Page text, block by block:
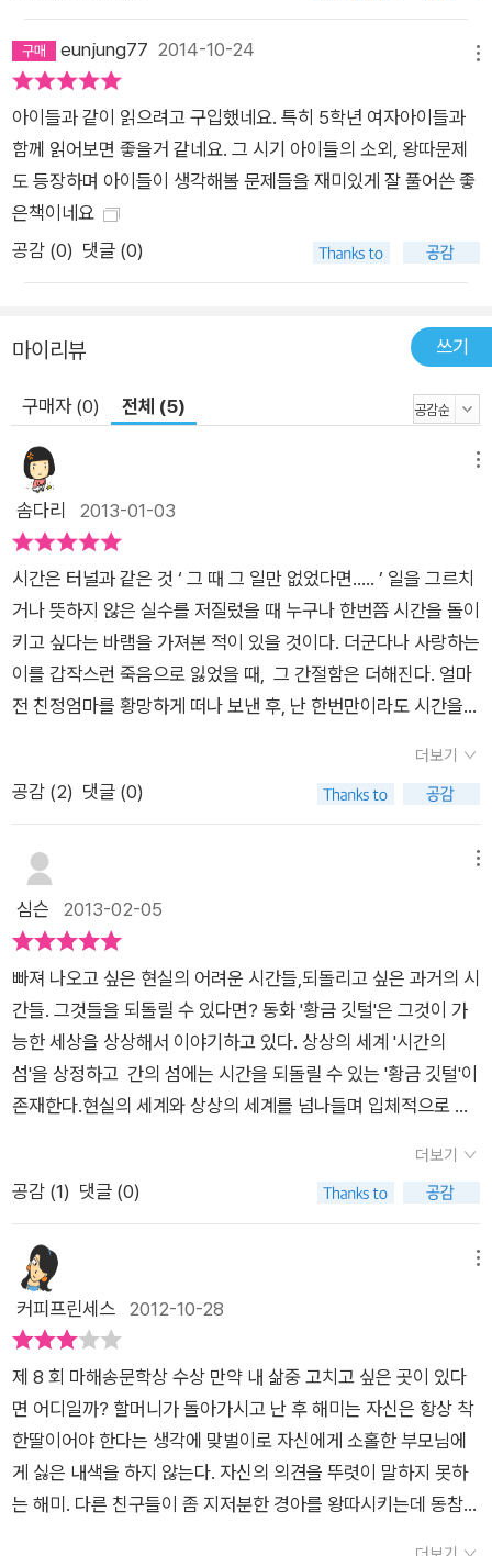
재의 시간을 딛고 미래를 향한 디딤돌을 놓는 아이들 과거와 현재
를 오가는 환상적인 이야기 속에는 내면의 두려움을 어쩌지 못하
는 열세 살 아이의 심리가 고스란히 녹아 있다. 자신들의 일에 몰
두해 있는 엄마 아빠는 해미에게 아무런 도움이 되어 주지 못한
다. 그 두려움을 홀로 감내해야 하는 해미가 의지할 수 있는 것이
라곤 할머니와 함께했던 추억뿐이다. 황금 깃털의 힘을 빌려 돌아
간 과거 속에서 할머니를 만나며 어느 때보다 행복한 시간을 보내
는 해미는 할머니를 돌아가시지 않게 하기 위해 더욱 과거로 돌아
어디서부터 단추가 잘못 끼워졌는지 되돌아보며 과거를 고쳐서
자신이 원하는 모습으로 살아간다는 것이 얼마나 어리석은 일인
지 깨닫는다. 지금 이 순간도 곧 과거가 되어 버리는 시간의 흐름
속에 온몸으로 부딪혀 이겨 낸 값진 경험은 또 다른 미래를 향한
준비의 시간이라는 것을 해미는 생생하게 경험했을 것이다. “그
래, 이제 나도 깨달았어. 내가 원래 있던 그 자리가 얼마나 소중한
지를.” 이 소중한 한마디 고백은 광풍과도 같은 시간을 통과한 해
미에게 미래를 향한 힘찬 발걸음을 내딛는 원동력이 되어 줄 것이
다. 작가는 현실에 발을 단단히 디디지 못하고 방황하는 아이의
모습을 통해 우리가 살면서 저지르는 실수, 부딪히는 어려움을 어
떻게 만회하고 극복할 수 있는가 하는 실존적 문제들을 심도 있게
고민하는 문제의식을 던져 주고 있다.
eunjung77 2014-10-24
아이들과 같이 읽으려고 구입했네요. 특히 5학년 여자아이들과
함께 읽어보면 좋을거 같네요. 그 시기 아이들의 소외, 왕따문제
도 등장하며 아이들이 생각해볼 문제들을 재미있게 잘 풀어쓴 좋
은책이네요
공감 (0) 댓글 (0)
마이리뷰 쓰기
구매자 (0) 전체 (5)
솜다리 2013-01-03
시간은 터널과 같은 것 ‘ 그 때 그 일만 없었다면..... ’ 일을 그르치
거나 뜻하지 않은 실수를 저질렀을 때 누구나 한번쯤 시간을 돌이
키고 싶다는 바램을 가져본 적이 있을 것이다. 더군다나 사랑하는
이를 갑작스런 죽음으로 잃었을 때, 그 간절함은 더해진다. 얼마
전 친정엄마를 황망하게 떠나 보낸 후, 난 한번만이라도 시간을
라 생각했다. 단 5분만이라도 살아 오실 수 있다면 그저 꼭 안아
드리고 ‘사랑한다’ 말해 드리고 싶었다. 시간이동판타지를 다룬
간을 되돌린다는 설정은 많은 문학 작품이나 영화 등에서 드물지
않게 사용하는 클리셰이다. 영화 <If only> 에서는 사랑하는 연
인 사만다를 잃은 이안이 그녀와의 마지막 날을 계속 되풀이 하는
의미를 깨달게 된다. 시간의 유한함이 다른 곳을 향해 있던 이안
의 시선을 삶의 본질로 돌려 놓은 것이리라. 반면, 『황금 깃털』은
삶과 시간에 대해 좀더 긴 호흡의 질문을 던진다. 가정에서의 소
외와 학교폭력에 놓인 아이의 모습을 과거와 현재를 오가며 현실
과 판타지로 탄탄하게 엮어 설득력있고 흥미진진하게 보여준다.
바쁜 엄마와 아빠를 대신해 자신을 키워 주셨던 할머니와의 사
별 후 마음 속 외로움을 키워가던 해미는 자신의 의도와 달리 학
에 ‘ 시간의 섬’ 으로 이끌리고 과거를 고칠 수 있는 황금깃털을
얻게 된다. 그러나 기쁨도 잠시, 과거 고치기에 집착하면 할수록
점점 결과는 어긋나기만 하고, 후회를 지우기 위해 더욱 후회할
만한 행동을 반복하게 된다. 분명 시간을 가졌는대도 해미가 할
수 있는 건 없었다. 할머니의 건강을 다시 돌려 놓을 수도, 그 모
든 고통을 끝낼 수도 없었다. 결국, 과거로 돌아가도 과거의 현
실에 닥친 문제는 또 다른 모습으로 언제든 나타났다. 할머니 말
대로 어둠을 견디지 않고 피하기만 하면 더 큰 어둠을 견뎌 내야
했다. 해미는 괴로운 일이 있을 때마다 늘 ‘시간이 약’이라고 말했
더보기
공감 (2) 댓글 (0)
심슨 2013-02-05
빠져 나오고 싶은 현실의 어려운 시간들,되돌리고 싶은 과거의 시
간들. 그것들을 되돌릴 수 있다면? 동화 '황금 깃털'은 그것이 가
능한 세상을 상상해서 이야기하고 있다. 상상의 세계 '시간의
섬'을 상정하고 간의 섬에는 시간을 되돌릴 수 있는 '황금 깃털'이
존재한다.현실의 세계와 상상의 세계를 넘나들며 입체적으로 이
함을 제공해줄테고어른들에게는 어른들 나름대로 살아간다는 것
의 의미에 대해 한번 생각해볼 기회를 제공해줄 수 있지 않나 하
는 생각이 든다.
더보기
공감 (1) 댓글 (0)
커피프린세스 2012-10-28
제 8 회 마해송문학상 수상 만약 내 삶중 고치고 싶은 곳이 있다
면 어디일까? 할머니가 돌아가시고 난 후 해미는 자신은 항상 착
한딸이어야 한다는 생각에 맞벌이로 자신에게 소홀한 부모님에
게 싫은 내색을 하지 않는다. 자신의 의견을 뚜렷이 말하지 못하
는 해미. 다른 친구들이 좀 지저분한 경아를 왕따시키는데 동참하